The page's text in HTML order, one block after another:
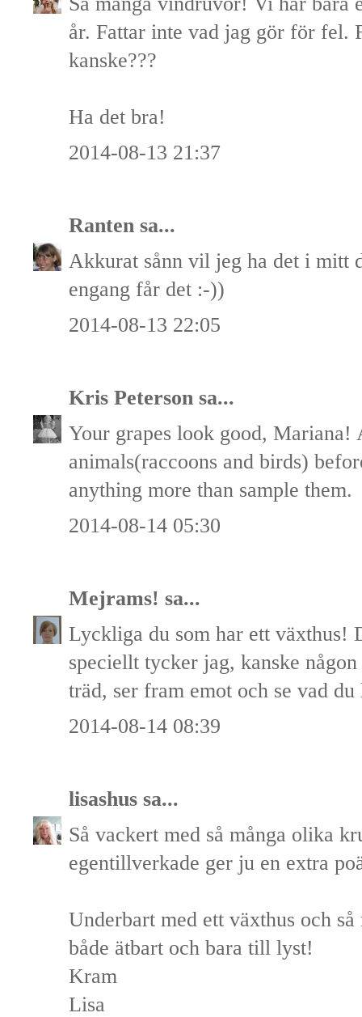
år. Fattar inte vad jag gör för fel.
kanske???
Ha det bra!
2014-08-13 21:37
Ranten sa...
Akkurat sånn vil jeg ha det i mitt
engang får det :-))
2014-08-13 22:05
Kris Peterson sa...
Your grapes look good, Mariana!
animals(raccoons and birds)
anything more than sample them.
2014-08-14 05:30
Mejrams! sa...
Lyckliga du som har ett växthus!
speciellt tycker jag, kanske någon
träd, ser fram emot och se vad
2014-08-14 08:39
lisashus sa...
Så vackert med så många olika
egentillverkade ger ju en extra
Underbart med ett växthus och
både ätbart och bara till lyst!
Kram
Lisa